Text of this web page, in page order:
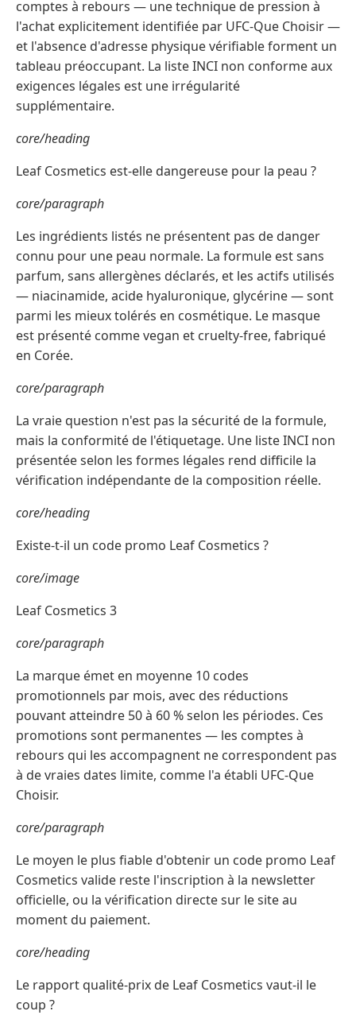
comptes à rebours — une technique de pression à
l'achat explicitement identifiée par UFC-Que Choisir —
et l'absence d'adresse physique vérifiable forment un
tableau préoccupant. La liste INCI non conforme aux
exigences légales est une irrégularité
supplémentaire.
core/heading
Leaf Cosmetics est-elle dangereuse pour la peau ?
core/paragraph
Les ingrédients listés ne présentent pas de danger
connu pour une peau normale. La formule est sans
parfum, sans allergènes déclarés, et les actifs utilisés
— niacinamide, acide hyaluronique, glycérine — sont
parmi les mieux tolérés en cosmétique. Le masque
est présenté comme vegan et cruelty-free, fabriqué
en Corée.
core/paragraph
La vraie question n'est pas la sécurité de la formule,
mais la conformité de l'étiquetage. Une liste INCI non
présentée selon les formes légales rend difficile la
vérification indépendante de la composition réelle.
core/heading
Existe-t-il un code promo Leaf Cosmetics ?
core/image
Leaf Cosmetics 3
core/paragraph
La marque émet en moyenne 10 codes
promotionnels par mois, avec des réductions
pouvant atteindre 50 à 60 % selon les périodes. Ces
promotions sont permanentes — les comptes à
rebours qui les accompagnent ne correspondent pas
à de vraies dates limite, comme l'a établi UFC-Que
Choisir.
core/paragraph
Le moyen le plus fiable d'obtenir un code promo Leaf
Cosmetics valide reste l'inscription à la newsletter
officielle, ou la vérification directe sur le site au
moment du paiement.
core/heading
Le rapport qualité-prix de Leaf Cosmetics vaut-il le
coup ?